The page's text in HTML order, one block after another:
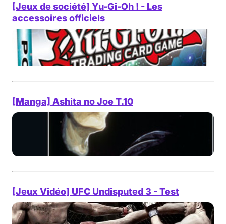
[Jeux de société] Yu-Gi-Oh ! - Les
accessoires officiels
[Manga] Ashita no Joe T.10
[Jeux Vidéo] UFC Undisputed 3 - Test